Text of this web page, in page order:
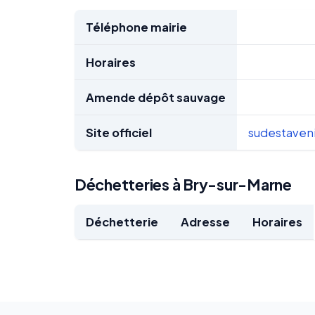
Téléphone mairie
Horaires
Amende dépôt sauvage
Site officiel
Déchetteries à Bry-sur-Marne
Déchetterie Adresse Horaires